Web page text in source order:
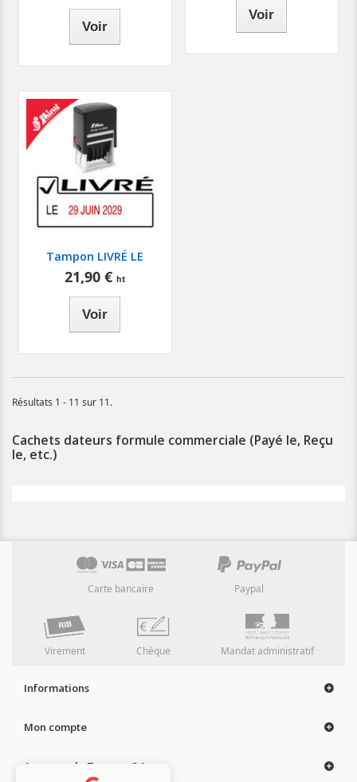
Voir
Voir
Tampon LIVRÉ LE
21,90 €
Voir
Résultats 1 - 11 sur 11.
Cachets dateurs formule commerciale (Payé le, Reçu
le, etc.)
Carte bancaire Paypal
Virement Chèque Mandat administratif
Informations
Mon compte
A propos de Tampon 24